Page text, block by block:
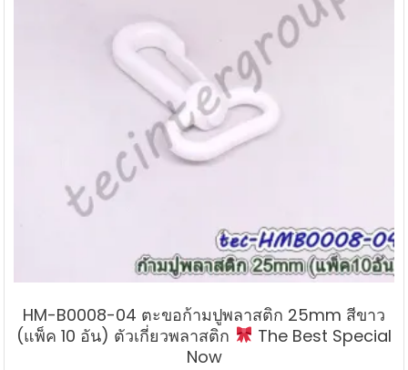
HM-B0008-04 ตะขอก้ามปูพลาสติก 25mm สีขาว
(แพ็ค 10 อัน) ตัวเกี่ยวพลาสติก
The Best Special
Now